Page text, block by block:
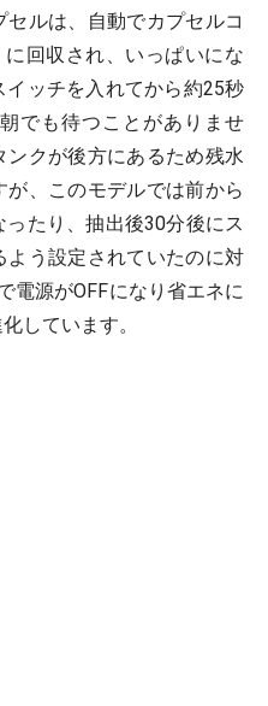
ルは、自動でカプセルコ
回収され、いっぱいにな
ッチを入れてから約25秒
でも待つことがありませ
クが後方にあるため残水
、このモデルでは前から
たり、抽出後30分後にス
よう設定されていたのに対
電源がOFFになり省エネに
しています。